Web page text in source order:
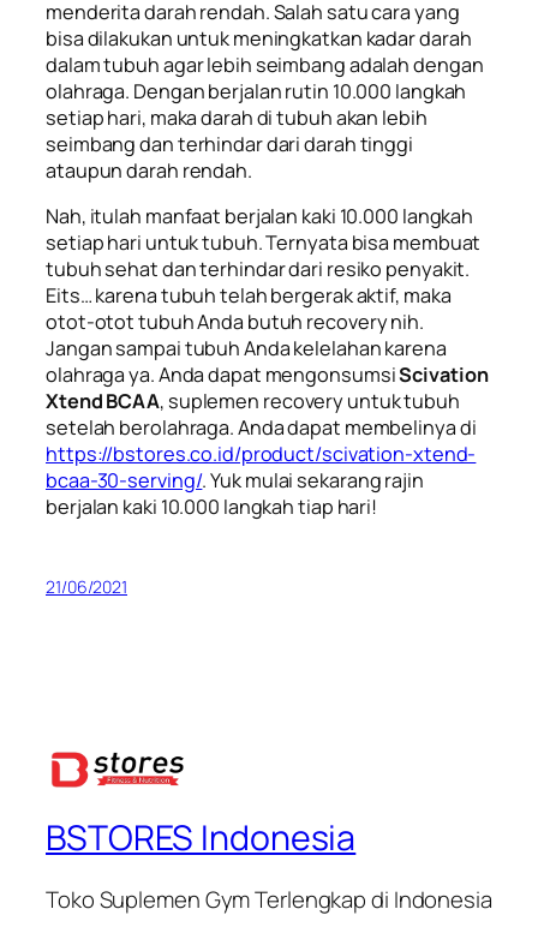
menderita darah rendah. Salah satu cara yang
bisa dilakukan untuk meningkatkan kadar darah
dalam tubuh agar lebih seimbang adalah dengan
olahraga. Dengan berjalan rutin 10.000 langkah
setiap hari, maka darah di tubuh akan lebih
seimbang dan terhindar dari darah tinggi
ataupun darah rendah.
Nah, itulah manfaat berjalan kaki 10.000 langkah
setiap hari untuk tubuh. Ternyata bisa membuat
tubuh sehat dan terhindar dari resiko penyakit.
Eits… karena tubuh telah bergerak aktif, maka
otot-otot tubuh Anda butuh recovery nih.
Jangan sampai tubuh Anda kelelahan karena
olahraga ya. Anda dapat mengonsumsiScivation
Xtend BCAA, suplemen recoveryuntuk tubuh
setelah berolahraga. Anda dapat membelinya di
https://bstores.co.id/product/scivation-xtend-
bcaa-30-serving/. Yuk mulai sekarang rajin
berjalan kaki 10.000 langkah tiap hari!
21/06/2021
BSTORES Indonesia
Toko Suplemen Gym Terlengkap di Indonesia